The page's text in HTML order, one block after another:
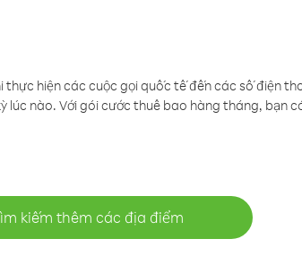
hiện các cuộc gọi quốc tế đến các số điện
nào. Với gói cước thuê bao hàng tháng, bạn
kiếm thêm các địa điểm